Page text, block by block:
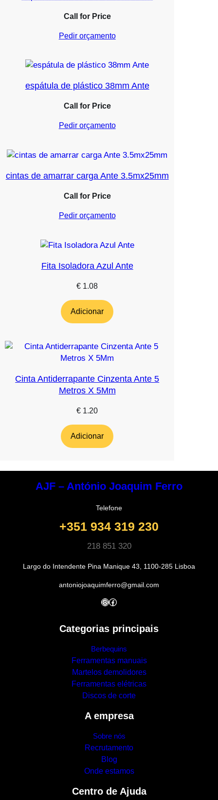
Call for Price
Pedir orçamento
espátula de plástico 38mm Ante
Call for Price
Pedir orçamento
cintas de amarrar carga Ante 3.5mx25mm
Call for Price
Pedir orçamento
Fita Isoladora Azul Ante
€ 1.08
Adicionar
Cinta Antiderrapante Cinzenta Ante 5
Metros X 5Mm
€ 1.20
Adicionar
AJF – António Joaquim Ferro
Telefone
+351 934 319 230
218 851 320
Largo do Intendente Pina Manique 43, 1100-285 Lisboa
antoniojoaquimferro@gmail.com
InstagramFacebook
Categorias principais
Berbequins
Ferramentas manuais
Martelos demolidores
Ferramentas elétricas
Discos de corte
A empresa
Sobre nós
Recrutamento
Blog
Onde estamos
Centro de Ajuda